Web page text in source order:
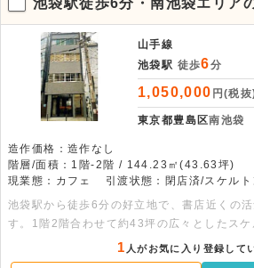
舗・物販歓迎
山手線
池袋駅 徒歩6分
1,050,000 円(税抜
東京都豊島区南池袋
造作価格：造作なし
階層/面積：1階-2階 / 144.23㎡(43.63坪)
現業態：カフェ
引渡状態：閉店済/スケルト
池袋駅から徒歩6分の好立地で、書店近くの
す。1階2階合わせて約43坪の広々としたス
飲食まで柔軟な業態相談が可能です。お問い
す。 面積：1階20.6坪・2階23.03坪
1 人がお気に入り登録して